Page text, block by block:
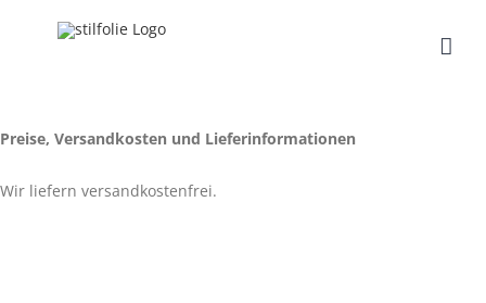
Preise, Versandkosten und Lieferinformationen
Wir liefern versandkostenfrei.